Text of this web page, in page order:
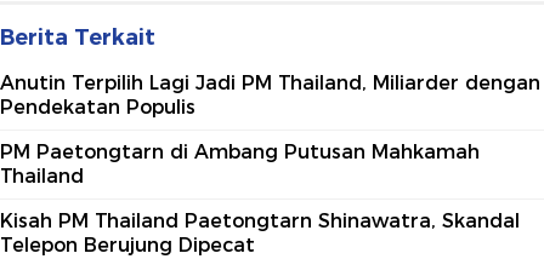
Berita Terkait
Anutin Terpilih Lagi Jadi PM Thailand, Miliarder dengan
Pendekatan Populis
PM Paetongtarn di Ambang Putusan Mahkamah
Thailand
Kisah PM Thailand Paetongtarn Shinawatra, Skandal
Telepon Berujung Dipecat